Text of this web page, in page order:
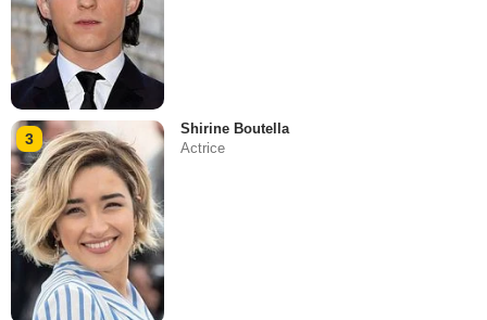
3
Shirine Boutella
Actrice